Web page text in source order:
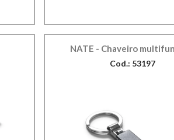
NATE - Chaveiro
Cod.: 53197